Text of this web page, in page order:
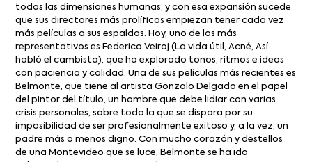
todas las dimensiones humanas, y con esa expansión sucede
que sus directores más prolíficos empiezan tener cada vez
más películas a sus espaldas. Hoy, uno de los más
representativos es Federico Veiroj (La vida útil, Acné, Así
habló el cambista), que ha explorado tonos, ritmos e ideas
con paciencia y calidad. Una de sus películas más recientes es
Belmonte, que tiene al artista Gonzalo Delgado en el papel
del pintor del título, un hombre que debe lidiar con varias
crisis personales, sobre todo la que se dispara por su
imposibilidad de ser profesionalmente exitoso y, a la vez, un
padre más o menos digno. Con mucho corazón y destellos
de una Montevideo que se luce, Belmonte se ha ido